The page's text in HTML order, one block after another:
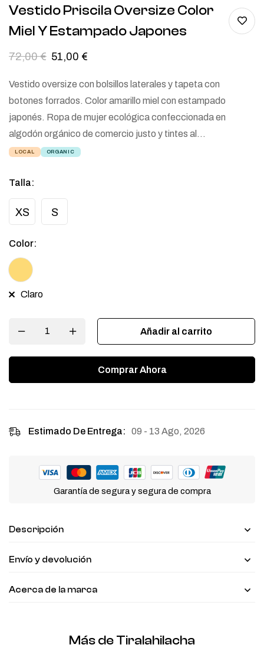
Vestido Priscila Oversize Color
Miel Y Estampado Japones
72,00€ 51,00 €
Vestido oversize con bolsillos laterales y tapeta con
botones forrados. Color amarillo miel con estampado
japonés. Ropa de mujer ecológica confeccionada en
algodón orgánico de comercio justo y tintes al…
LOCAL ORGANIC
Talla:
XS S
Color:
Claro
Añadir al carrito
Comprar Ahora
Estimado De Entrega: 09 - 13 Ago, 2026
Garantía de segura y segura de compra
Descripción
Envío y devolución
Acerca de la marca
Más de Tiralahilacha